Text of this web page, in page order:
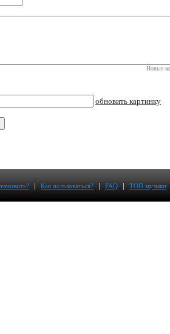
Новые
обновить картинку
| Как пользоваться? | FAQ | ТОП музыки